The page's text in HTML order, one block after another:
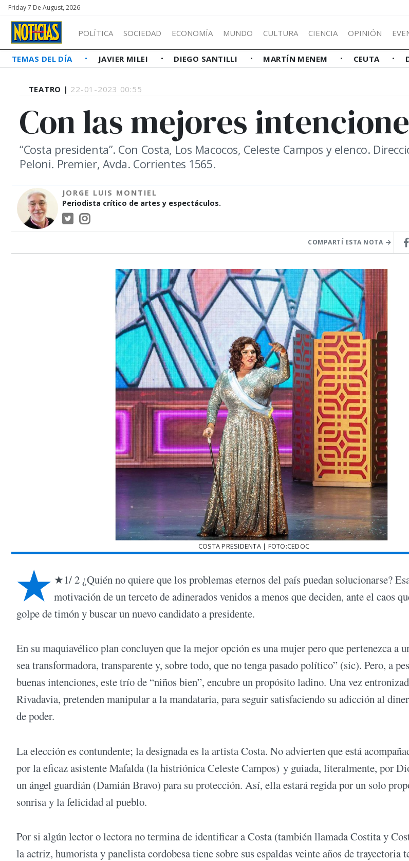
Friday 7 De August, 2026
POLÍTICA SOCIEDAD ECONOMÍA MUNDO CULTURA CIENCIA OPINIÓN
TEMAS DEL DÍA JAVIER MILEI DIEGO SANTILLI MARTÍN MENEM CEUTA
TEATRO | 22-01-2023 00:55
Con las mejores
“Costa presidenta”. Con Costa, Los Macocos, Celeste Campos y elenco.
Peloni. Premier, Avda. Corrientes 1565.
JORGE LUIS MONTIEL
Periodista crítico de artes y espectáculos.
COMPARTÍ ESTA NOTA
COSTA PRESIDENTA | FOTO:CEDOC
★ ★1/ 2 ¿Quién no quiere que los problemas eternos del país puedan solucionarse?
motivación de un terceto de adinerados venidos a menos que deciden, ante el caos
golpe de timón y buscar un nuevo candidato a presidente.
En su maquiavélico plan concluyen que la mejor opción es una mujer pero que pertenezca a
sea transformadora, transparente y, sobre todo, que no tenga pasado político” (sic). Pero, a
buenas intenciones, este trío de “niños bien”, encubre un propósito ladino. Una vez
Rivadavia, pretenden manipular a la mandataria, para seguir satisfaciendo su adicción al
de poder.
La elección es contundente; la designada es la artista Costa. No advierten que está
por la eficaz asistente Mafalda (la histriónica Celeste Campos) y guiada, literalmente, por
un ángel guardián (Damián Bravo) para su protección. Así, ella estará regida por un solo
sonrisa y la felicidad al pueblo.
Por si algún lector o lectora no termina de identificar a Costa (también llamada Costita y
la actriz, humorista y panelista cordobesa tiene sobre sus espaldas veinte años de trayectoria